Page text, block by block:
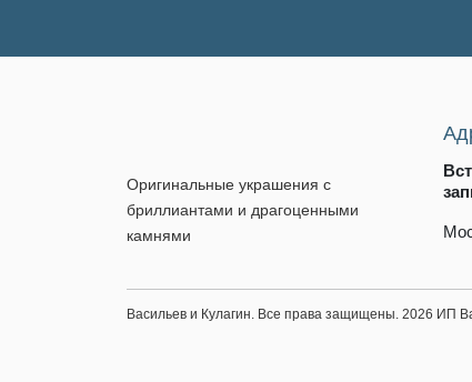
Оригинальные украшения с
бриллиантами и драгоценными
камнями
Васильев и Кулагин. Все права защищены. 2026 ИП